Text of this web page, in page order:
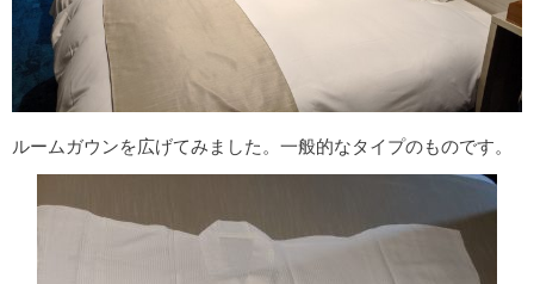
ルームガウンを広げてみました。一般的なタイプのものです。